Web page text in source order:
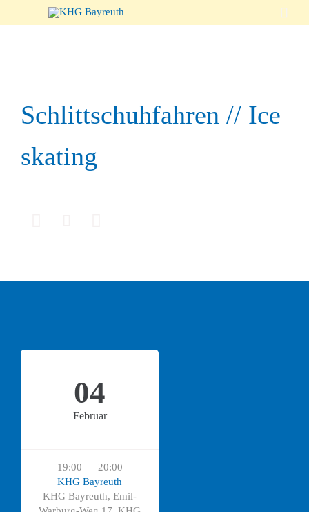

Schlittschuhfahren // Ice
skating
04
Februar
19:00 — 20:00
KHG Bayreuth
KHG Bayreuth, Emil-